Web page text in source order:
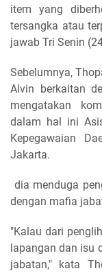
item yang
tersangka atau
jawab Tri Senin
Sebelumnya,
Alvin berkaitan
mengatakan
dalam hal ini
Kepegawaian
Jakarta.
dia menduga
dengan mafia
"Kalau dari
lapangan dan isu
jabatan," kata